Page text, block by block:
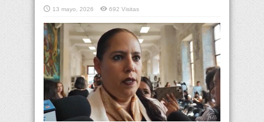
13 mayo, 2026 692 Visitas